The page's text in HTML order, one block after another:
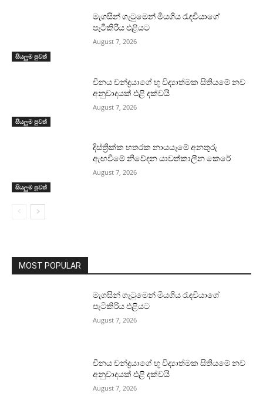
සියලුම පුවත්
මැගසින් ගැටුමෙන් මියගිය රැඳවියාගේ
පැටිකිරිය එළියට
August 7, 2026
සියලුම පුවත්
චීනය චන්ද්‍රයාගේ භූ විද්‍යාත්මක සිතියමේ නව
අනුවාදයක් එළි දක්වයි
August 7, 2026
සියලුම පුවත්
දිස්ත්‍රික්ක හතරක නායයෑමේ අනතුරු
ඇඟවීමේ නිවේදන යාවත්කාලීන කෙරේ
August 7, 2026
MOST POPULAR
මැගසින් ගැටුමෙන් මියගිය රැඳවියාගේ
පැටිකිරිය එළියට
August 7, 2026
චීනය චන්ද්‍රයාගේ භූ විද්‍යාත්මක සිතියමේ නව
අනුවාදයක් එළි දක්වයි
August 7, 2026